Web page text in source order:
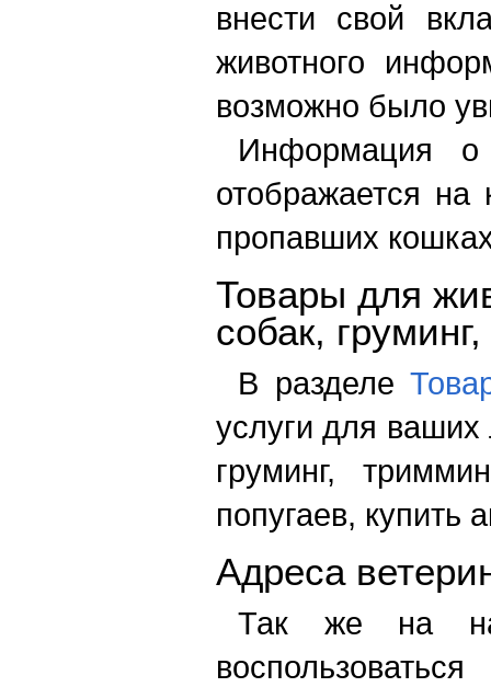
внести свой
животного
возможно было
Информация о
отображается
пропавших
Товары для
собак,
В разделе
услуги для
груминг,
попугаев, купить
Адреса
Так же на